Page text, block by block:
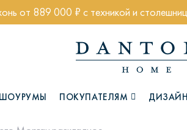
от 889 000 ₽ с техникой и
ШОУРУМЫ ПОКУПАТЕЛЯМ